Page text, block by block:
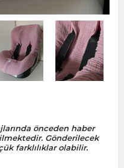
önceden haber
Gönderilecek
farklılıklar olabilir.